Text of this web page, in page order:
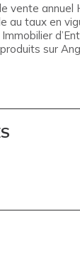
vente annuel
au taux en
sur